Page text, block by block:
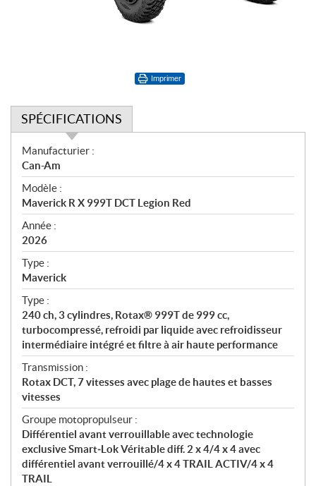
Imprimer
SPÉCIFICATIONS
S
p
é
c
i
f
i
c
a
t
i
o
n
s
Manufacturier :
Can-Am
Modèle :
Maverick R X 999T DCT Legion Red
Année :
2026
Type :
Maverick
Type :
240 ch, 3 cylindres, Rotax® 999T de 999 cc,
turbocompressé, refroidi par liquide avec refroidisseur
intermédiaire intégré et filtre à air haute performance
Transmission :
Rotax DCT, 7 vitesses avec plage de hautes et basses
vitesses
Groupe motopropulseur :
Différentiel avant verrouillable avec technologie
exclusive Smart‑Lok Véritable diff. 2 x 4/4 x 4 avec
différentiel avant verrouillé/4 x 4 TRAIL ACTIV/4 x 4
TRAIL